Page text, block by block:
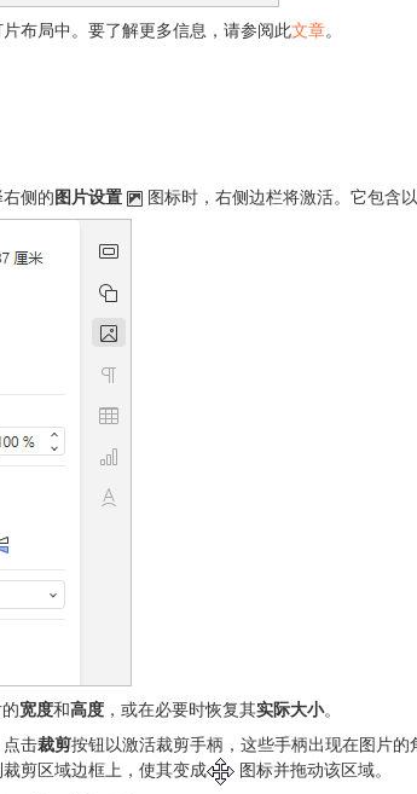
布局中。要了解更多信息，请参阅此文章。
侧的图片设置 图标时，右侧边栏将激活。它包含
宽度和高度 ，或在必要时恢复其实际大小。
击裁剪按钮以激活裁剪手柄，这些手柄出现在图片的
剪区域边框上，使其变成
图标并拖动该区域。